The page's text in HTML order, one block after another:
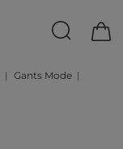
Gants Mode